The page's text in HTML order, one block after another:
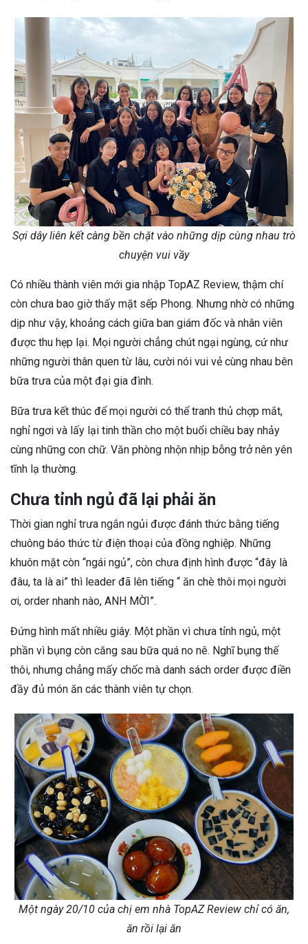
Sợi dây liên kết càng bền chặt vào những dịp cùng nhau trò
chuyện vui vầy
Có nhiều thành viên mới gia nhập TopAZ Review, thậm chí
còn chưa bao giờ thấy mặt sếp Phong. Nhưng nhờ có những
dịp như vậy, khoảng cách giữa ban giám đốc và nhân viên
được thu hẹp lại. Mọi người chẳng chút ngại ngùng, cứ như
những người thân quen từ lâu, cười nói vui vẻ cùng nhau bên
bữa trưa của một đại gia đình.
Bữa trưa kết thúc để mọi người có thể tranh thủ chợp mắt,
nghỉ ngơi và lấy lại tinh thần cho một buổi chiều bay nhảy
cùng những con chữ. Văn phòng nhộn nhịp bỗng trở nên yên
tĩnh lạ thường.
Chưa tỉnh ngủ đã lại phải ăn
Thời gian nghỉ trưa ngắn ngủi được đánh thức bằng tiếng
chuông báo thức từ điện thoại của đồng nghiệp. Những
khuôn mặt còn “ngái ngủ”, còn chưa định hình được “đây là
đâu, ta là ai” thì leader đã lên tiếng “ ăn chè thôi mọi người
ơi, order nhanh nào, ANH MỜI”.
Đứng hình mất nhiều giây. Một phần vì chưa tỉnh ngủ, một
phần vì bụng còn căng sau bữa quá no nê. Nghĩ bụng thế
thôi, nhưng chẳng mấy chốc mà danh sách order được điền
đầy đủ món ăn các thành viên tự chọn.
Một ngày 20/10 của chị em nhà TopAZ Review chỉ có ăn,
ăn rồi lại ăn